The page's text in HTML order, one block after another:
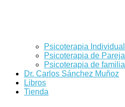
Psicoterapia Individual
Psicoterapia de Pareja
Psicoterapia de familia
Dr. Carlos Sánchez Muñoz
Libros
Tienda